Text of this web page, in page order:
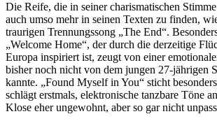
Die Reife, die in seiner charismatischen
auch umso mehr in seinen Texten zu finden,
traurigen Trennungssong „The End“.
„Welcome Home“, der durch die derzeitige
Europa inspiriert ist, zeugt von einer
bisher noch nicht von dem jungen 27-jährigen
kannte. „Found Myself in You“ sticht
schlägt erstmals, elektronische tanzbare Töne
Klose eher ungewohnt, aber so gar nicht